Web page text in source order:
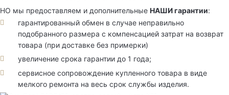
НО мы предоставляем и дополнительные НАШИ гарантии:
гарантированный обмен в случае неправильно
подобранного размера с компенсацией затрат на возврат
товара (при доставке без примерки)
увеличение срока гарантии до 1 года;
сервисное сопровождение купленного товара в виде
мелкого ремонта на весь срок службы изделия.